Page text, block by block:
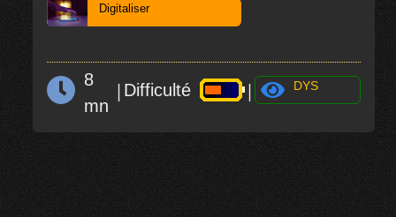
Digitaliser
8
mn
| Difficulté | DYS